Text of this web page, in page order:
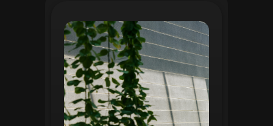
O módulo de Gestão de Áreas Verdes do
Regente aplica tecnologias avançadas de
geoprocessamento para mapear e
monitorar espaços verdes, registrando
localização, tipo de vegetação e estado
de conservação. Ele organiza fluxos de
manutenção e garante que as atividades
sejam realizadas de forma eficiente e
programada. Relatórios analíticos ajudam
a avaliar ações realizadas, promovendo a
sustentabilidade e o uso estratégico do
espaço urbano.